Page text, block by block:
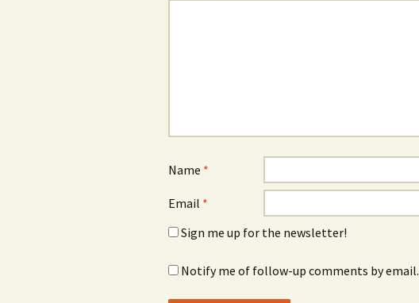
Name *
Email *
Sign me up for the newsletter!
Notify me of follow-up comments by email.